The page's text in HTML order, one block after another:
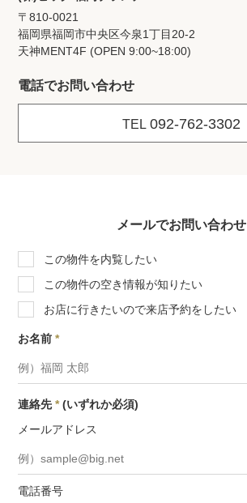
〒810-0021
福岡県福岡市中央区今泉1丁目20‐2
天神MENT4F (OPEN 9:00~18:00)
電話でお問い合わせ
TEL 092-762-3302
メールでお問い合わせ
この物件を内覧したい
この物件の空き情報が知りたい
お店に行きたいので来店予約をしたい
お名前*
連絡先* (いずれか必須)
メールアドレス
電話番号